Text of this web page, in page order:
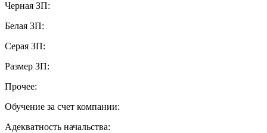
Черная ЗП:
Белая ЗП:
Серая ЗП:
Размер ЗП:
Прочее:
Обучение за счет компании:
Адекватность начальства: